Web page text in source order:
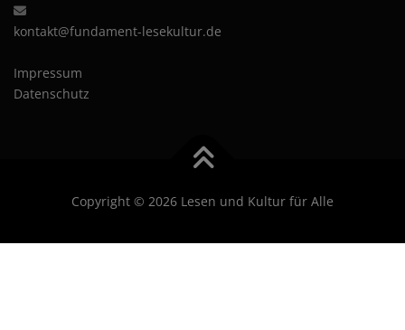
kontakt@fundament-lesekultur.de
Impressum
Datenschutz
Copyright © 2026 Lesen und Kultur für Alle